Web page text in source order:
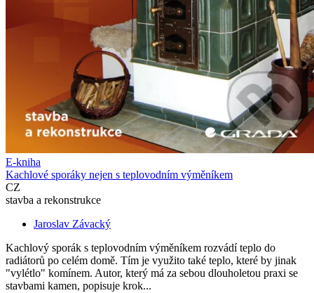
E-kniha
Kachlové sporáky nejen s teplovodním výměníkem
CZ
stavba a rekonstrukce
Jaroslav Závacký
Kachlový sporák s teplovodním výměníkem rozvádí teplo do
radiátorů po celém domě. Tím je využito také teplo, které by jinak
"vylétlo" komínem. Autor, který má za sebou dlouholetou praxi se
stavbami kamen, popisuje krok...